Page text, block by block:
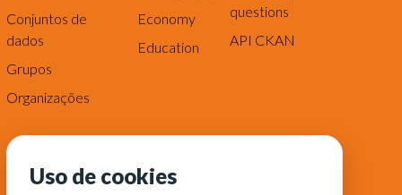
Conjuntos de
dados
Grupos
Organizações
Economy
Education
questions
API CKAN
Uso de cookies